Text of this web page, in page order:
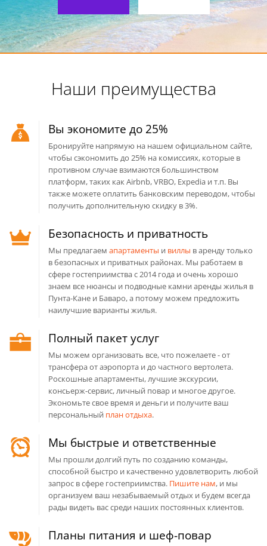
Наши преимущества
Вы экономите до 25%
Бронируйте напрямую на нашем официальном сайте,
чтобы сэкономить до 25% на комиссиях, которые в
противном случае взимаются большинством
платформ, таких как Airbnb, VRBO, Expedia и т.п. Вы
также можете оплатить банковским переводом, чтобы
получить дополнительную скидку в 3%.
Безопасность и приватность
Мы предлагаем апартаменты и виллы в аренду только
в безопасных и приватных районах. Мы работаем в
сфере гостеприимства с 2014 года и очень хорошо
знаем все нюансы и подводные камни аренды жилья в
Пунта-Кане и Баваро, а потому можем предложить
наилучшие варианты жилья.
Полный пакет услуг
Мы можем организовать все, что пожелаете - от
трансфера от аэропорта и до частного вертолета.
Роскошные апартаменты, лучшие экскурсии,
консьерж-сервис, личный повар и многое другое.
Экономьте свое время и деньги и получите ваш
персональный план отдыха.
Мы быстрые и ответственные
Мы прошли долгий путь по созданию команды,
способной быстро и качественно удовлетворить любой
запрос в сфере гостеприимства. Пишите нам, и мы
организуем ваш незабываемый отдых и будем всегда
рады видеть вас среди наших постоянных клиентов.
Планы питания и шеф-повар